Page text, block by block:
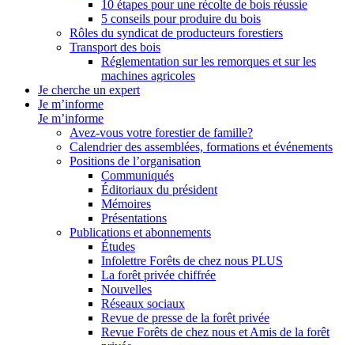
10 étapes pour une récolte de bois réussie
5 conseils pour produire du bois
Rôles du syndicat de producteurs forestiers
Transport des bois
Réglementation sur les remorques et sur les
machines agricoles
Je cherche un expert
Je m’informe
Je m’informe
Avez-vous votre forestier de famille?
Calendrier des assemblées, formations et événements
Positions de l’organisation
Communiqués
Éditoriaux du président
Mémoires
Présentations
Publications et abonnements
Études
Infolettre Forêts de chez nous PLUS
La forêt privée chiffrée
Nouvelles
Réseaux sociaux
Revue de presse de la forêt privée
Revue Forêts de chez nous et Amis de la forêt